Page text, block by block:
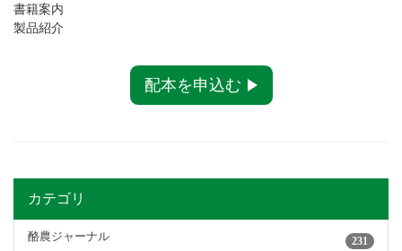
書籍案内
製品紹介
配本を申込む
カテゴリ
酪農ジャーナル 231